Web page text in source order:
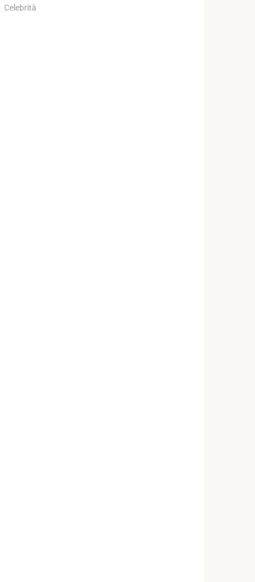
Celebrità